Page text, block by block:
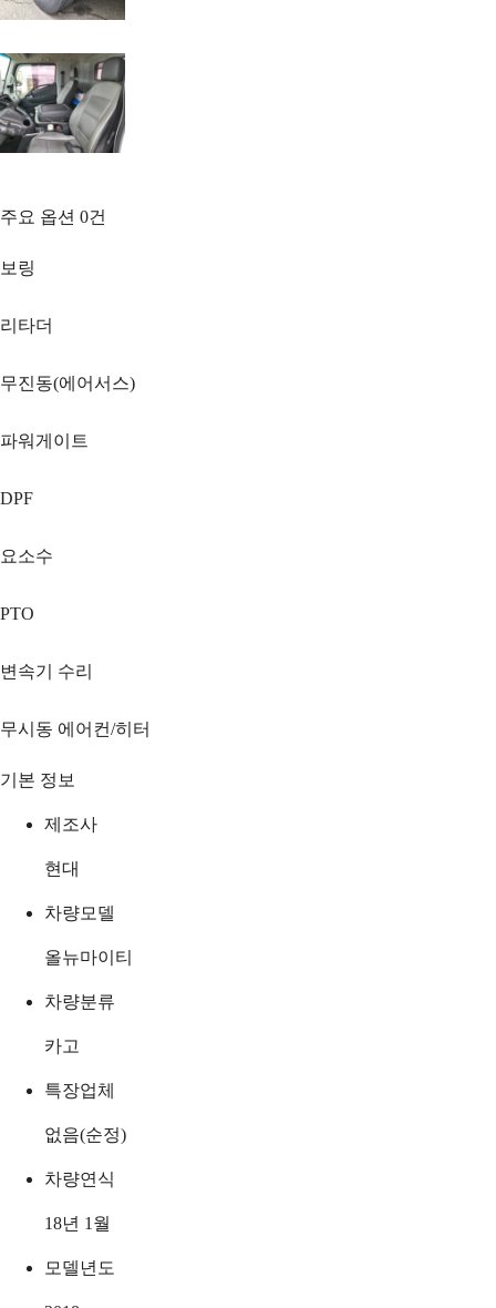
주요 옵션 0건
보링
리타더
무진동(에어서스)
파워게이트
DPF
요소수
PTO
변속기 수리
무시동 에어컨/히터
기본 정보
제조사
현대
차량모델
올뉴마이티
차량분류
카고
특장업체
없음(순정)
차량연식
18년 1월
모델년도